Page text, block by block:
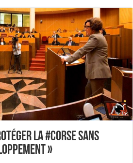
la #Corse sans
»